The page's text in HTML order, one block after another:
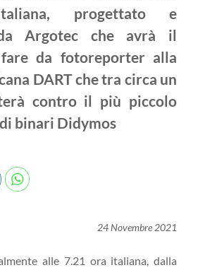
progettato e
Argotec che avrà il
da fotoreporter alla
DART che tra circa un
contro il più piccolo
binari Didymos
24 Novembre 2021
alle 7.21 ora italiana, dalla